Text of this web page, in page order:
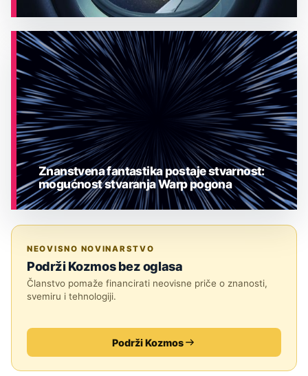
ASTRONOMIJA
Znanstvena fantastika postaje stvarnost:
mogućnost stvaranja Warp pogona
NEOVISNO NOVINARSTVO
Podrži Kozmos bez oglasa
Članstvo pomaže financirati neovisne priče o znanosti,
svemiru i tehnologiji.
Podrži Kozmos